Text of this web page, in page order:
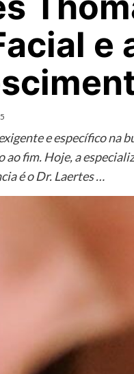
e
e específico
fim. Hoje, a
é o Dr. Laertes …